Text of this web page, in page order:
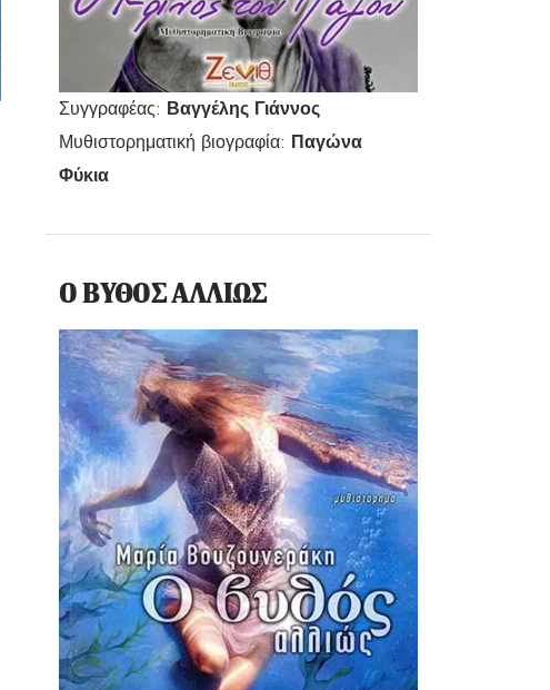
Συγγραφέας: Βαγγέλης Γιάννος
Μυθιστορηματική βιογραφία: Παγώνα
Φύκια
Ο ΒΥΘΟΣ ΑΛΛΙΩΣ